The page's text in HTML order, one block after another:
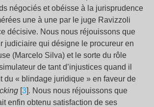
négociés et obéisse à la jurisprudence
une à une par le juge Ravizzoli
décisive. Nous nous réjouissons que
judiciaire qui désigne le procureur en
(Marcelo Silva) et le sorte du rôle
de tant d’injustices quand il
du « blindage juridique » en faveur de
[3]. Nous nous réjouissons que
enfin obtenu satisfaction de ses